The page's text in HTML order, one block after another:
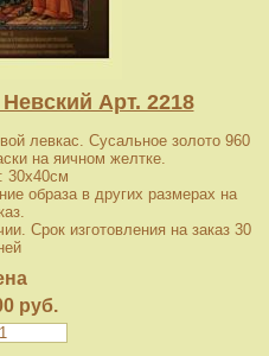
Арт. 2218
левкас. Сусальное золото 960
на яичном желтке.
: 30x40см
образа в других размерах на
Срок изготовления на заказ 30
руб.